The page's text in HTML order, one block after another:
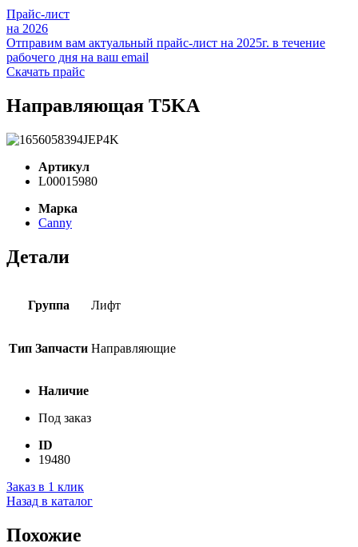
Прайс-лист
на 2026
Отправим вам актуальный прайс-лист на 2025г. в течение
рабочего дня на ваш email
Скачать прайс
Направляющая T5KA
Артикул
L00015980
Марка
Canny
Детали
Группа Лифт
Тип Запчасти Направляющие
Наличие
Под заказ
ID
19480
Заказ в 1 клик
Назад в каталог
Похожие